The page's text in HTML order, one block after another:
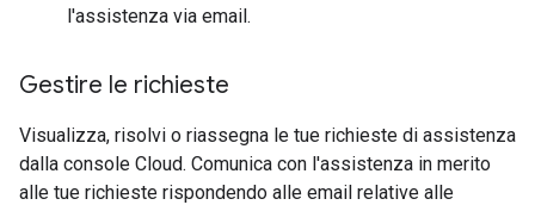
l'assistenza via email.
Gestire le richieste
Visualizza, risolvi o riassegna le tue richieste di assistenza
dalla console Cloud. Comunica con l'assistenza in merito
alle tue richieste rispondendo alle email relative alle